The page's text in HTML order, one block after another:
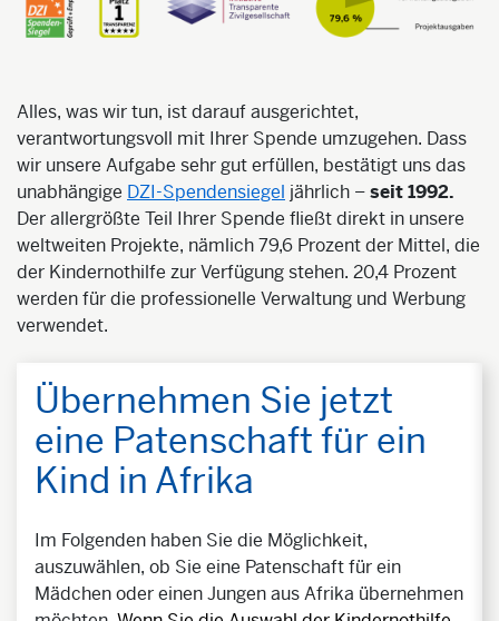
Alles, was wir tun, ist darauf ausgerichtet,
verantwortungsvoll mit Ihrer Spende umzugehen. Dass
wir unsere Aufgabe sehr gut erfüllen, bestätigt uns das
unabhängige DZI-Spendensiegel jährlich –seit 1992.
Der allergrößte Teil Ihrer Spende fließt direkt in unsere
weltweiten Projekte, nämlich 79,6 Prozent der Mittel, die
der Kindernothilfe zur Verfügung stehen. 20,4 Prozent
werden für die professionelle Verwaltung und Werbung
verwendet.
Übernehmen Sie jetzt
eine Patenschaft für ein
Kind in Afrika
Im Folgenden haben Sie die Möglichkeit,
auszuwählen, ob Sie eine Patenschaft für ein
Mädchen oder einen Jungen aus Afrika übernehmen